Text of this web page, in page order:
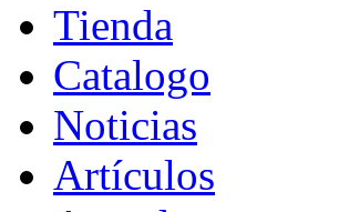
Tienda
Catalogo
Noticias
Artículos